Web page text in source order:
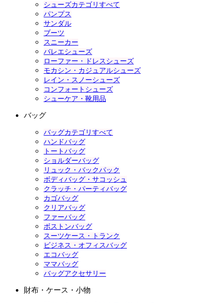
シューズカテゴリすべて
パンプス
サンダル
ブーツ
スニーカー
バレエシューズ
ローファー・ドレスシューズ
モカシン・カジュアルシューズ
レイン・スノーシューズ
コンフォートシューズ
シューケア・靴用品
バッグ
バッグカテゴリすべて
ハンドバッグ
トートバッグ
ショルダーバッグ
リュック・バックパック
ボディバッグ・サコッシュ
クラッチ・パーティバッグ
カゴバッグ
クリアバッグ
ファーバッグ
ボストンバッグ
スーツケース・トランク
ビジネス・オフィスバッグ
エコバッグ
ママバッグ
バッグアクセサリー
財布・ケース・小物